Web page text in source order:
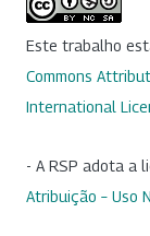
Este trabalho
Commons
International
- A RSP adota a
Atribuição – Uso